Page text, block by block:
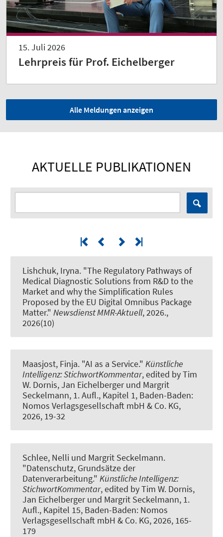
15. Juli 2026
Lehrpreis für Prof. Eichelberger
Alle Meldungen anzeigen
AKTUELLE PUBLIKATIONEN
Lishchuk, Iryna. "The Regulatory Pathways of
Medical Diagnostic Solutions from R&D to the
Market and why the Simplification Rules
Proposed by the EU Digital Omnibus Package
Matter." Newsdienst MMR-Aktuell, 2026.,
2026(10)
Maasjost, Finja. "AI as a Service." Künstliche
Intelligenz: StichwortKommentar, edited by Tim
W. Dornis, Jan Eichelberger und Margrit
Seckelmann, 1. Aufl., Kapitel 1, Baden-Baden:
Nomos Verlagsgesellschaft mbH & Co. KG,
2026, 19-32
Schlee, Nelli und Margrit Seckelmann.
"Datenschutz, Grundsätze der
Datenverarbeitung." Künstliche Intelligenz:
StichwortKommentar, edited by Tim W. Dornis,
Jan Eichelberger und Margrit Seckelmann, 1.
Aufl., Kapitel 15, Baden-Baden: Nomos
Verlagsgesellschaft mbH & Co. KG, 2026, 165-
179